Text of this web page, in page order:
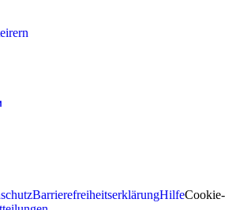
BarrierefreiheitserklärungHilfeCookie-